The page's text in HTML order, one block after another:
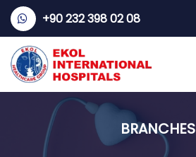
+90 232 398 02 08
BRANCHES